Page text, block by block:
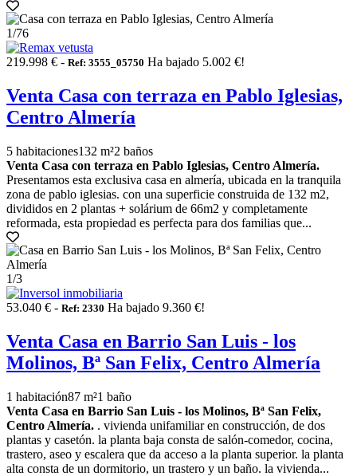
1/76
219.998 € - Ref: 3555_05750 Ha bajado 5.002 €!
Venta Casa con terraza en Pablo Iglesias,
Centro Almería
5 habitaciones132 m²2 baños
Venta Casa con terraza en Pablo Iglesias, Centro Almería.
Presentamos esta exclusiva casa en almería, ubicada en la tranquila
zona de pablo iglesias. con una superficie construida de 132 m2,
divididos en 2 plantas + solárium de 66m2 y completamente
reformada, esta propiedad es perfecta para dos familias que...
1/3
53.040 € - Ref: 2330 Ha bajado 9.360 €!
Venta Casa en Barrio San Luis - los
Molinos, Bª San Felix, Centro Almería
1 habitación87 m²1 baño
Venta Casa en Barrio San Luis - los Molinos, Bª San Felix,
Centro Almería. . vivienda unifamiliar en construcción, de dos
plantas y casetón. la planta baja consta de salón-comedor, cocina,
trastero, aseo y escalera que da acceso a la planta superior. la planta
alta consta de un dormitorio, un trastero y un baño. la vivienda...